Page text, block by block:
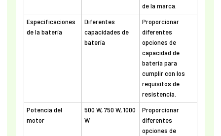
de la marca.
Especificaciones
de la batería
Diferentes
capacidades de
batería
Proporcionar
diferentes
opciones de
capacidad de
batería para
cumplir con los
requisitos de
resistencia.
Potencia del
motor
500 W, 750 W, 1000
W
Proporcionar
diferentes
opciones de